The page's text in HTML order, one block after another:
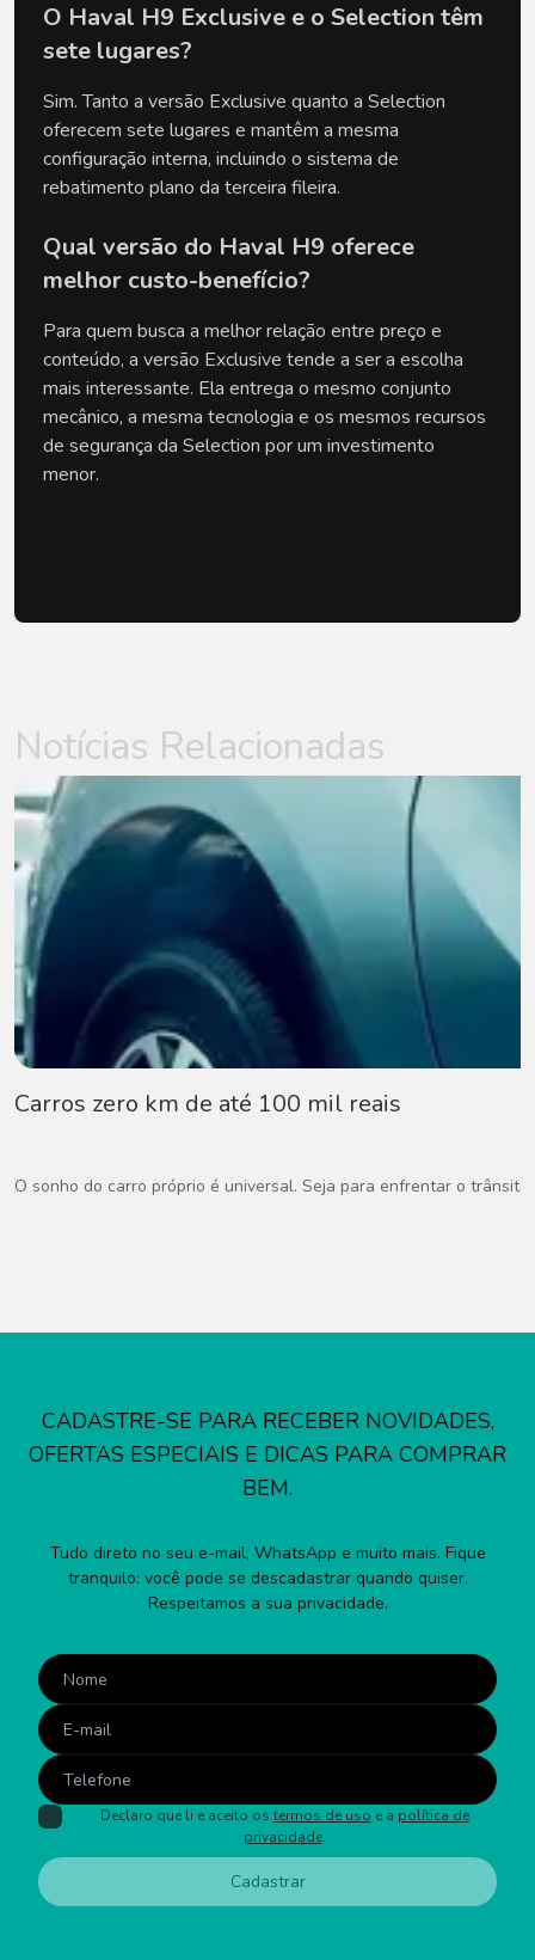
O Haval H9 Exclusive e o Selection têm
sete lugares?
Sim. Tanto a versão Exclusive quanto a Selection
oferecem sete lugares e mantêm a mesma
configuração interna, incluindo o sistema de
rebatimento plano da terceira fileira.
Qual versão do Haval H9 oferece
melhor custo-benefício?
Para quem busca a melhor relação entre preço e
conteúdo, a versão Exclusive tende a ser a escolha
mais interessante. Ela entrega o mesmo conjunto
mecânico, a mesma tecnologia e os mesmos recursos
de segurança da Selection por um investimento
menor.
Notícias Relacionadas
Carros zero km de até 100 mil reais
O sonho do carro próprio é universal. Seja para enfrentar o
CADASTRE-SE PARA RECEBER NOVIDADES,
OFERTAS ESPECIAIS E DICAS PARA COMPRAR
BEM.
Tudo direto no seu e-mail, WhatsApp e muito mais. Fique
tranquilo: você pode se descadastrar quando quiser.
Respeitamos a sua privacidade.
Declaro que li e aceito os termos de uso e a política de
privacidade.
Cadastrar